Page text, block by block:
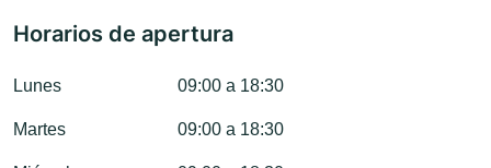
Horarios de apertura
Lunes 09:00 a 18:30
Martes 09:00 a 18:30